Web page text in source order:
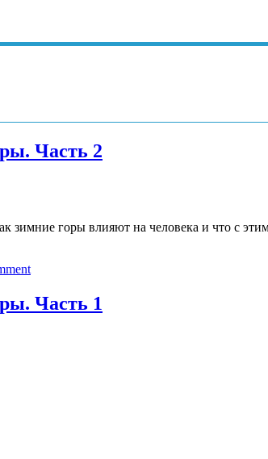
Часть 2
зимние горы влияют на человека и что с
Часть 1